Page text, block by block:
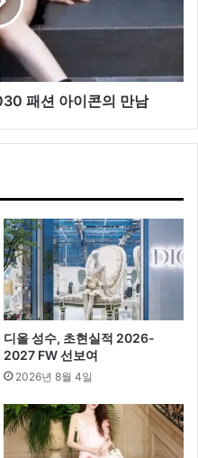
패션 아이콘의 만남
디올 성수, 초현실적 2026-
2027 FW 선보여
2026년 8월 4일